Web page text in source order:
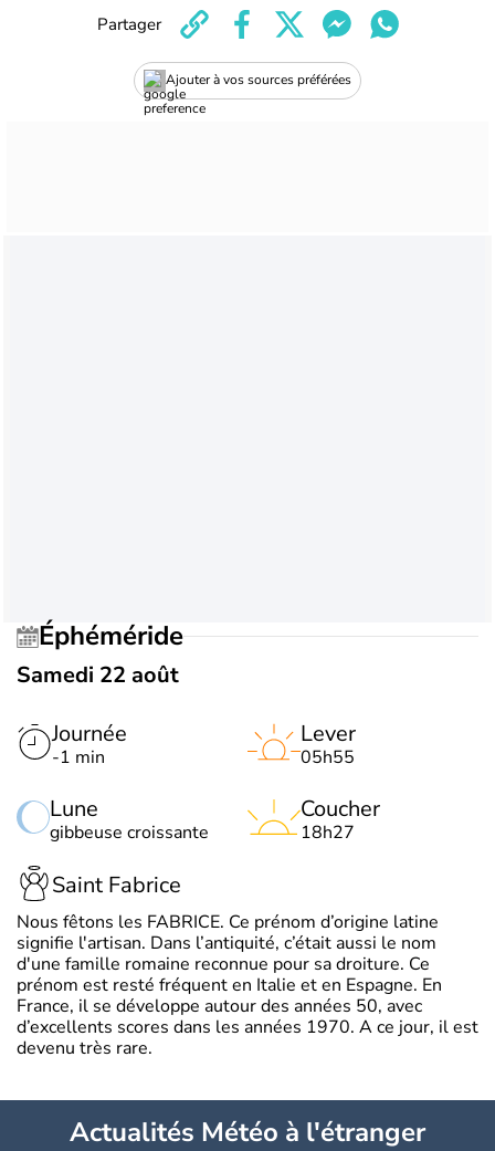
Ajouter à vos sources préférées
Partager
Éphéméride
Samedi 22 août
Journée
-1 min
Lune
gibbeuse croissante
Lever
05h55
Coucher
18h27
Saint Fabrice
Nous fêtons les FABRICE. Ce prénom d’origine latine
signifie l'artisan. Dans l’antiquité, c’était aussi le nom
d'une famille romaine reconnue pour sa droiture. Ce
prénom est resté fréquent en Italie et en Espagne. En
France, il se développe autour des années 50, avec
d’excellents scores dans les années 1970. A ce jour, il est
devenu très rare.
Actualités Météo à l'étranger